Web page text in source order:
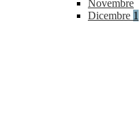
Novembre
Dicembre 1